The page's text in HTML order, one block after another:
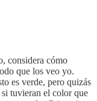
considera cómo
que los veo yo.
es verde, pero quizás
si tuvieran el color que